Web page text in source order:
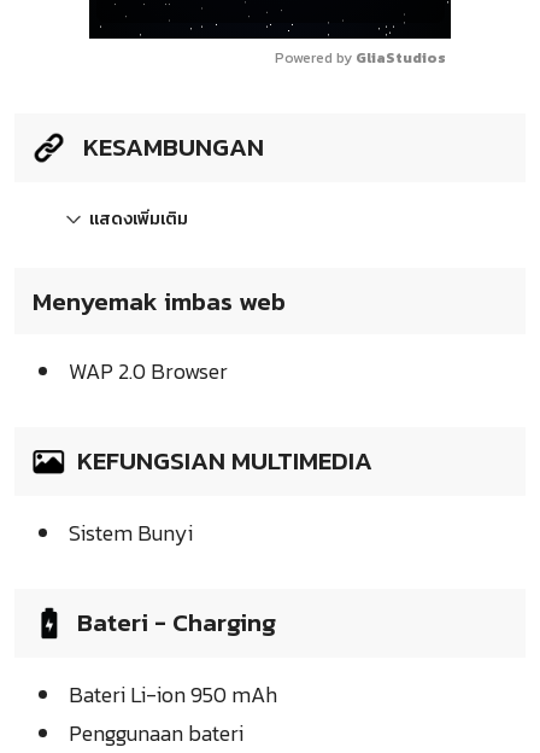
Powered by GliaStudios
KESAMBUNGAN
แสดงเพิ่มเติม
Menyemak imbas web
WAP 2.0 Browser
KEFUNGSIAN MULTIMEDIA
Sistem Bunyi
Bateri - Charging
Bateri Li-ion 950 mAh
Penggunaan bateri